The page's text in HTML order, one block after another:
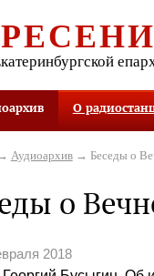
О
Аудиоархив→ Беседы о
о
2018